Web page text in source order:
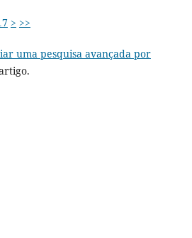
> >>
uma pesquisa avançada por